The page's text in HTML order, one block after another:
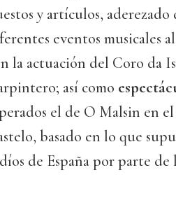
y artículos,
eventos musicales
la actuación del Coro da
así como
el de O Malsin en
basado en lo que
de España por parte de